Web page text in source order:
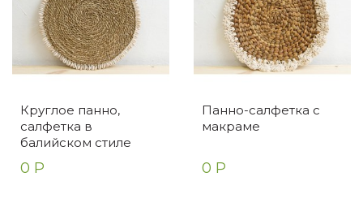
Круглое панно,
салфетка в
балийском стиле
0 Р
Панно-салфетка с
макраме
0 Р